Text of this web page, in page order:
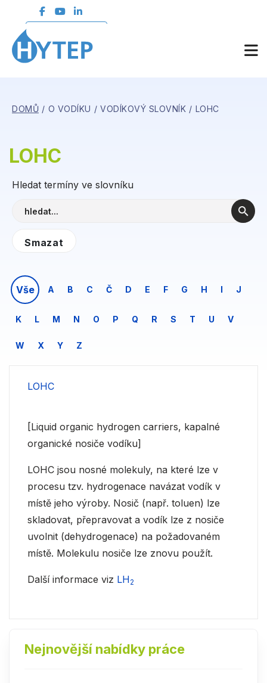
DOMŮ O VODÍKU VODÍKOVÝ SLOVNÍK LOHC
LOHC
Hledat termíny ve slovníku
Vše A B C Č D E F G H I J
K L M N O P Q R S T U V
W X Y Z
LOHC
[Liquid organic hydrogen carriers, kapalné
organické nosiče vodíku]
LOHC jsou nosné molekuly, na které lze v
procesu tzv. hydrogenace navázat vodík v
místě jeho výroby. Nosič (např. toluen) lze
skladovat, přepravovat a vodík lze z nosiče
uvolnit (dehydrogenace) na požadovaném
místě. Molekulu nosiče lze znovu použít.
Další informace viz LH2
Nejnovější nabídky práce